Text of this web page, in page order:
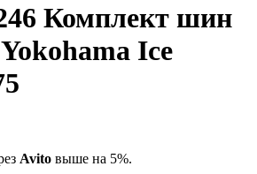
Комплект шин
Ice
Avito выше на 5%.